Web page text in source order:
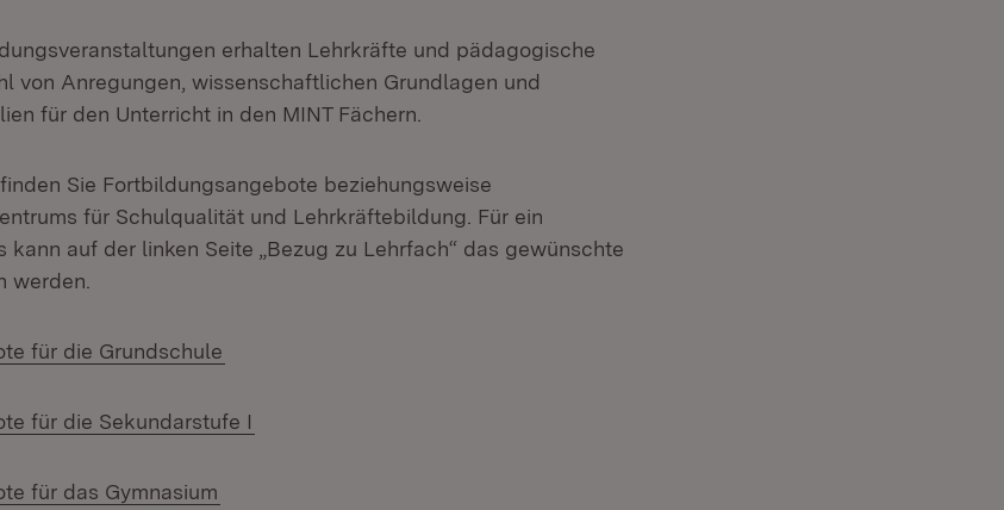
erhalten Lehrkräfte und pädagogische
von Anregungen, wissenschaftlichen Grundlagen und
für den Unterricht in den MINT Fächern.
Sie Fortbildungsangebote beziehungsweise
für Schulqualität und Lehrkräftebildung. Für ein
kann auf der linken Seite „Bezug zu Lehrfach“ das gewünschte
werden.
für die Grundschule
für die Sekundarstufe I
für das Gymnasium